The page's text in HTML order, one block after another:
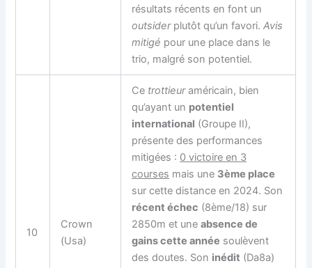
résultats récents en font un
outsiderplutôt qu’un favori.Avis
mitigé pour une place dans le
trio, malgré son potentiel.
10
Crown
(Usa)
Ce trottieuraméricain, bien
qu’ayant un potentiel
international (Groupe II),
présente des performances
mitigées : 0 victoire en 3
courses mais une 3ème place
sur cette distance en 2024. Son
récent échec (8ème/18) sur
2850m et uneabsence de
gains cette année soulèvent
des doutes. Son inédit (Da8a)